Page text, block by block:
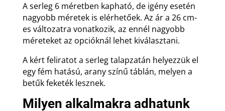
A serleg 6 méretben kapható, de igény esetén
nagyobb méretek is elérhetőek. Az ár a 26 cm-
es változatra vonatkozik, az ennél nagyobb
méreteket az opcióknál lehet kiválasztani.
A kért feliratot a serleg talapzatán helyezzük el
egy fém hatású, arany színű táblán, melyen a
betűk feketék lesznek.
Milyen alkalmakra adhatunk